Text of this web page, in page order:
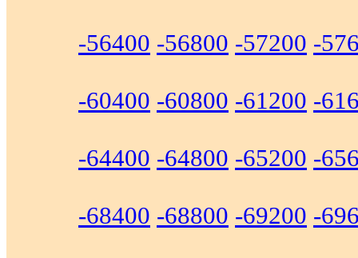
-56400 -56800 -57200 -
-60400 -60800 -61200 -
-64400 -64800 -65200 -
-68400 -68800 -69200 -